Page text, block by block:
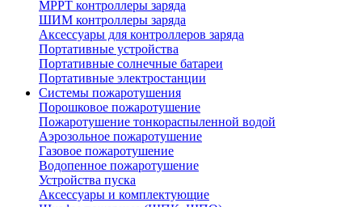
MPPT контроллеры заряда
ШИМ контроллеры заряда
Аксессуары для контроллеров заряда
Портативные устройства
Портативные солнечные батареи
Портативные электростанции
Системы пожаротушения
Порошковое пожаротушение
Пожаротушение тонкораспыленной водой
Аэрозольное пожаротушение
Газовое пожаротушение
Водопенное пожаротушение
Устройства пуска
Аксессуары и комплектующие